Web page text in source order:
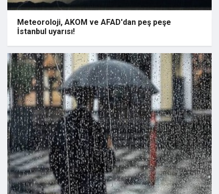
Meteoroloji, AKOM ve AFAD'dan peş peşe
İstanbul uyarısı!